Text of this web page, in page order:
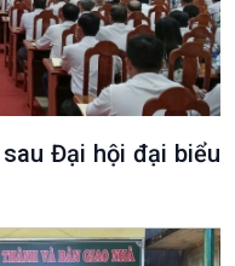
Đại hội đại biểu